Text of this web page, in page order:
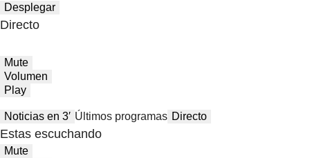
Desplegar
Directo
Mute
Volumen
Play
Noticias en 3′ Últimos programas Directo
Estas escuchando
Mute